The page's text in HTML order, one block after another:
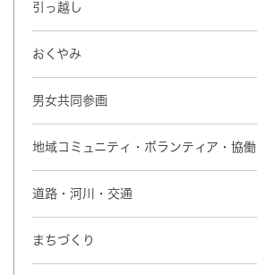
引っ越し
おくやみ
男女共同参画
地域コミュニティ・ボランティア・協働
道路・河川・交通
まちづくり